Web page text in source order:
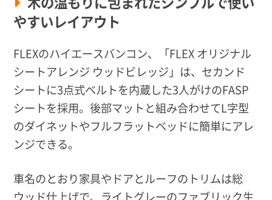
やすいレイアウト
FLEXのハイエースバンコン、「FLEX オリジナル
シートアレンジ ウッドビレッジ」は、セカンド
シートに3点式ベルトを内蔵した3人がけのFASP
シートを採用。後部マットと組み合わせてL字型
のダイネットやフルフラットベッドに簡単にアレ
ンジできる。
車名のとおり家具やドアとルーフのトリムは総
ウッド仕上げで、ライトグレーのファブリック生